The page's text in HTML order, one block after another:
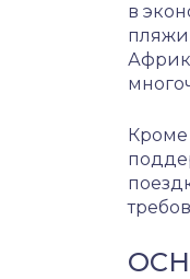
в
пляжи
Кроме